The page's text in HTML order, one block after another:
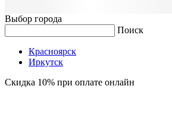
Выбор города
Поиск
Красноярск
Иркутск
Скидка 10% при оплате онлайн